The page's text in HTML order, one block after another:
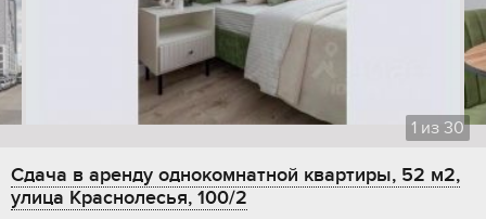
1 из 30
Сдача в аренду однокомнатной квартиры, 52 м2,
улица Краснолесья, 100/2